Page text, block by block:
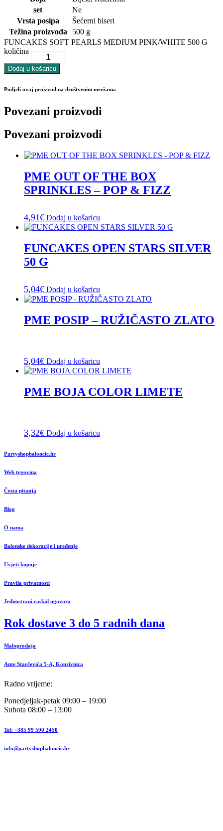
set
Ne
Vrsta posipa
Šećerni biseri
Težina proizvoda
500 g
FUNCAKES SOFT PEARLS MEDIUM PINK/WHITE 500 G
količina
Dodaj u košaricu
Podjeli ovaj proizvod na društvenim mrežama
Povezani proizvodi
Povezani proizvodi
PME OUT OF THE BOX
SPRINKLES – POP & FIZZ
4,91€ Dodaj u košaricu
FUNCAKES OPEN STARS SILVER
50 G
5,04€ Dodaj u košaricu
PME POSIP – RUŽIČASTO ZLATO
5,04€ Dodaj u košaricu
PME BOJA COLOR LIMETE
3,32€ Dodaj u košaricu
Partyshopbaloncic.hr
Web trgovina
Česta pitanja
Blog
O nama
Balonske dekoracije i uređenje
Uvjeti kupnje
Pravila privatnosti
Jednostrani raskid ugovora
Rok dostave 3 do 5 radnih dana
Maloprodaja
Ante Starčevića 5-A, Koprivnica
Radno vrijeme:
Ponedjeljak-petak 09:00 – 19:00
Subota 08:00 – 13:00
Tel: +385 99 590 2450
info@partyshopbaloncic.hr